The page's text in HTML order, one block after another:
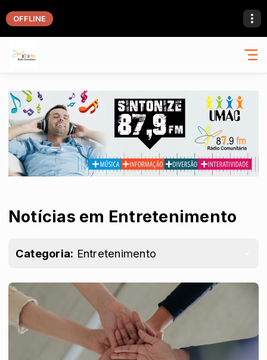
OFFLINE
Notícias em Entretenimento
Categoria: Entretenimento